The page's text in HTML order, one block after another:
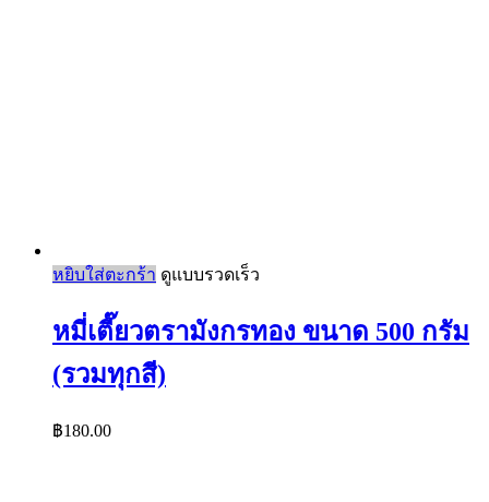
หยิบใส่ตะกร้า ดูแบบรวดเร็ว
หมี่เตี๊ยวตรามังกรทอง ขนาด 500 กรัม
(รวมทุกสี)
฿180.00